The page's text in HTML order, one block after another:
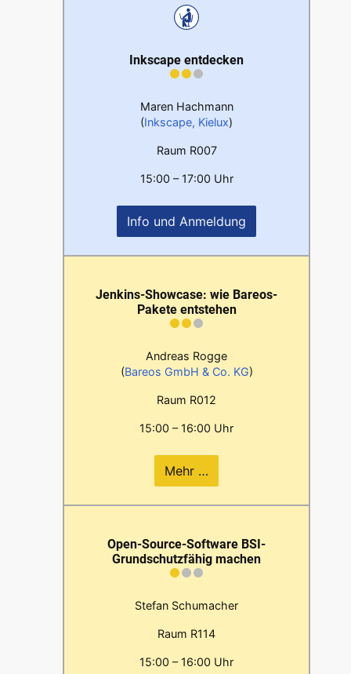
Inkscape entdecken
Maren Hachmann
(Inkscape, Kielux)
Raum R007
15:00 – 17:00 Uhr
Info und Anmeldung
Jenkins-Showcase: wie Bareos-
Pakete entstehen
Andreas Rogge
(Bareos GmbH & Co. KG)
Raum R012
15:00 – 16:00 Uhr
Mehr …
Open-Source-Software BSI-
Grundschutzfähig machen
Stefan Schumacher
Raum R114
15:00 – 16:00 Uhr